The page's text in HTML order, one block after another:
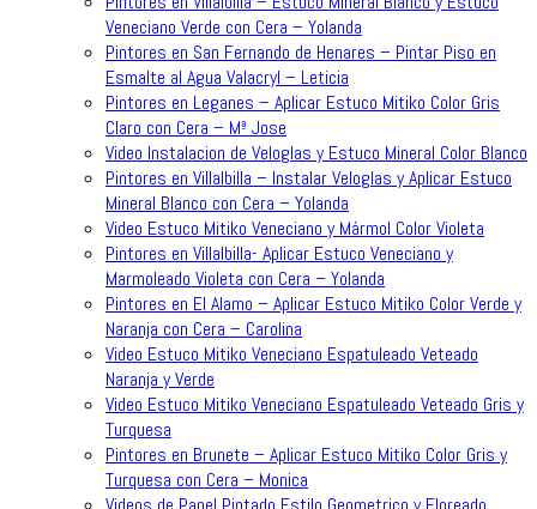
Veneciano Verde con Cera – Yolanda
Pintores en San Fernando de Henares – Pintar Piso en
Esmalte al Agua Valacryl – Leticia
Pintores en Leganes – Aplicar Estuco Mitiko Color Gris
Claro con Cera – Mª Jose
Video Instalacion de Veloglas y Estuco Mineral Color Blanco
Pintores en Villalbilla – Instalar Veloglas y Aplicar Estuco
Mineral Blanco con Cera – Yolanda
Video Estuco Mitiko Veneciano y Mármol Color Violeta
Pintores en Villalbilla- Aplicar Estuco Veneciano y
Marmoleado Violeta con Cera – Yolanda
Pintores en El Alamo – Aplicar Estuco Mitiko Color Verde y
Naranja con Cera – Carolina
Video Estuco Mitiko Veneciano Espatuleado Veteado
Naranja y Verde
Video Estuco Mitiko Veneciano Espatuleado Veteado Gris y
Turquesa
Pintores en Brunete – Aplicar Estuco Mitiko Color Gris y
Turquesa con Cera – Monica